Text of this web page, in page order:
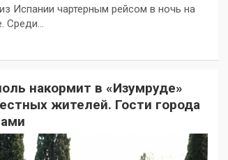
Испании чартерным рейсом в ночь на
Среди…
накормит в «Изумруде»
жителей. Гости города